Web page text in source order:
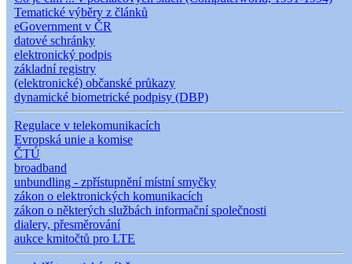
Tematické výběry z článků
eGovernment v ČR
datové schránky
elektronický podpis
základní registry
(elektronické) občanské průkazy
dynamické biometrické podpisy (DBP)
Regulace v telekomunikacích
Evropská unie a komise
ČTÚ
broadband
unbundling - zpřístupnění místní smyčky
zákon o elektronických komunikacích
zákon o některých službách informační společnosti
dialery, přesměrování
aukce kmitočtů pro LTE